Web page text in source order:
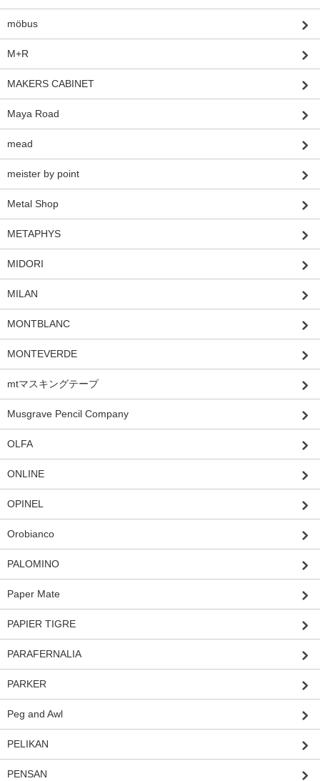
möbus
M+R
MAKERS CABINET
Maya Road
mead
meister by point
Metal Shop
METAPHYS
MIDORI
MILAN
MONTBLANC
MONTEVERDE
mtマスキングテープ
Musgrave Pencil Company
OLFA
ONLINE
OPINEL
Orobianco
PALOMINO
Paper Mate
PAPIER TIGRE
PARAFERNALIA
PARKER
Peg and Awl
PELIKAN
PENSAN